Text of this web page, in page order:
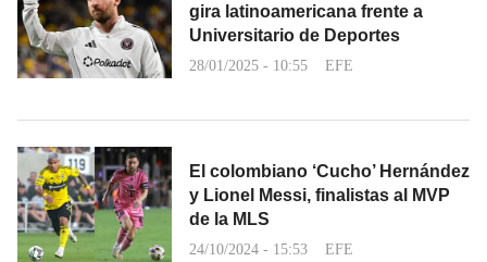
gira latinoamericana frente a
Universitario de Deportes
28/01/2025 - 10:55 EFE
El colombiano ‘Cucho’ Hernández
y Lionel Messi, finalistas al MVP
de la MLS
24/10/2024 - 15:53 EFE